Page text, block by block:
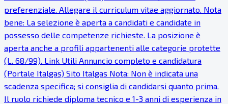
preferenziale. Allegare il curriculum vitae aggiornato. Nota
bene: La selezione è aperta a candidati e candidate in
possesso delle competenze richieste. La posizione è
aperta anche a profili appartenenti alle categorie protette
(L. 68/99). Link Utili Annuncio completo e candidatura
(Portale Italgas) Sito Italgas Nota: Non è indicata una
scadenza specifica; si consiglia di candidarsi quanto prima.
Il ruolo richiede diploma tecnico e 1-3 anni di esperienza in